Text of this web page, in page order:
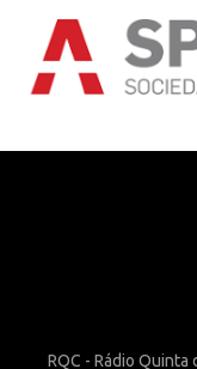
RQC - Rádio